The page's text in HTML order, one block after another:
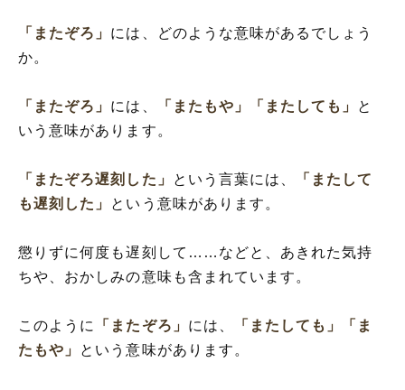
「またぞろ」 には、どのような意味があるでしょう
か。
「またぞろ」 には、 「またもや」 「またしても」 と
いう意味があります。
「またぞろ遅刻した」 という言葉には、
「またして
も遅刻した」 という意味があります。
懲りずに何度も遅刻して……などと、あきれた気持
ちや、おかしみの意味も含まれています。
このように 「またぞろ」 には、 「またしても」
「ま
たもや」
という意味があります。